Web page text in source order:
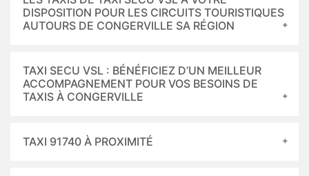
DISPOSITION POUR LES CIRCUITS TOURISTIQUES
AUTOURS DE CONGERVILLE SA RÉGION
TAXI SECU VSL : BÉNÉFICIEZ D’UN MEILLEUR
ACCOMPAGNEMENT POUR VOS BESOINS DE
TAXIS À CONGERVILLE
TAXI 91740 À PROXIMITÉ